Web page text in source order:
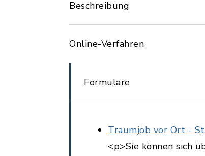
Beschreibung
Online-Verfahren
Formulare
Traumjob vor Ort -
<p>Sie können sich